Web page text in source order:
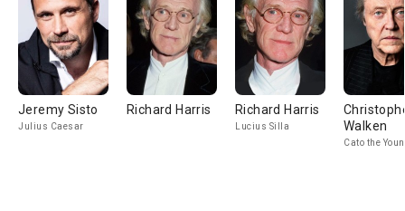
Jeremy Sisto
Julius Caesar
Richard Harris Richard Harris
Lucius Silla
Walken
Cato the